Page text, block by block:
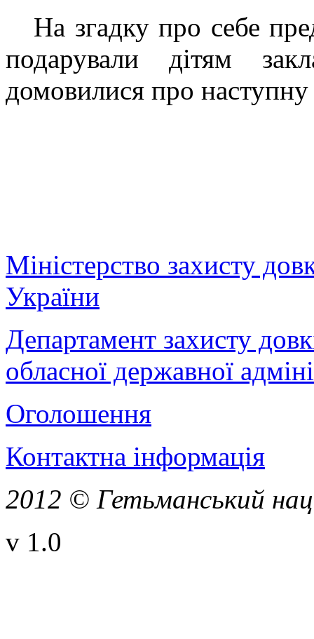
На згадку про себе
подарували дітям
домовилися про наступну
Міністерство захисту
України
Департамент захисту
обласної державної
Оголошення
Контактна інформація
2012 © Гетьманський
v 1.0